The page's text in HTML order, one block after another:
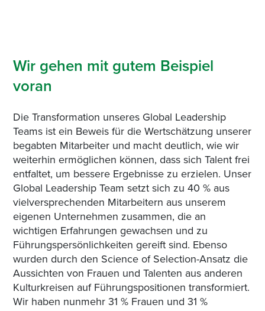
Wir gehen mit gutem Beispiel
voran
Die Transformation unseres Global Leadership
Teams ist ein Beweis für die Wertschätzung unserer
begabten Mitarbeiter und macht deutlich, wie wir
weiterhin ermöglichen können, dass sich Talent frei
entfaltet, um bessere Ergebnisse zu erzielen. Unser
Global Leadership Team setzt sich zu 40 % aus
vielversprechenden Mitarbeitern aus unserem
eigenen Unternehmen zusammen, die an
wichtigen Erfahrungen gewachsen und zu
Führungspersönlichkeiten gereift sind. Ebenso
wurden durch den Science of Selection-Ansatz die
Aussichten von Frauen und Talenten aus anderen
Kulturkreisen auf Führungspositionen transformiert.
Wir haben nunmehr 31 % Frauen und 31 %